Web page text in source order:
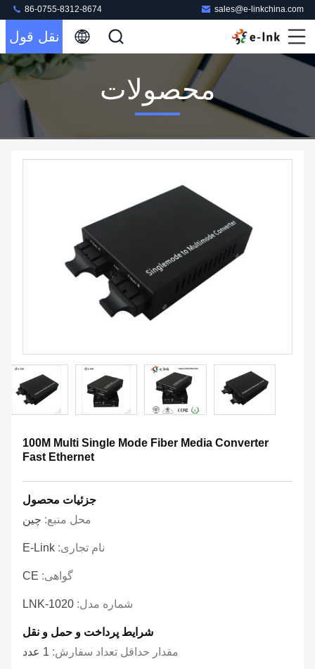
sales@e-linkchina.com
86-0755-8312-8674
نقل قول
محصولات
100M Multi Single Mode Fiber Media Converter
Fast Ethernet
جزئیات محصول
محل منبع: چین
نام تجاری: E-Link
گواهی: CE
شماره مدل: LNK-1020
شرایط پرداخت و حمل و نقل
مقدار حداقل تعداد سفارش: 1 عدد